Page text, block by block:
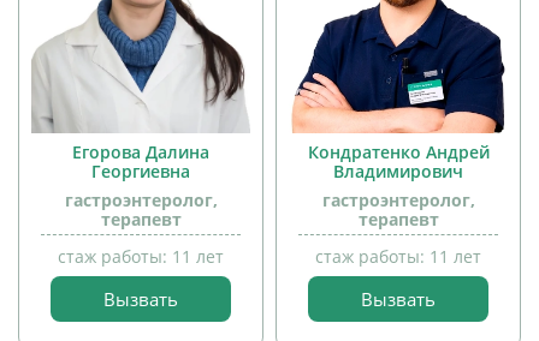
прием
детей
Егорова Далина
Георгиевна
гастроэнтеролог,
терапевт
стаж работы: 11 лет
Вызвать
прием
Кондратенко Андрей
Владимирович
гастроэнтеролог,
терапевт
стаж работы: 11 лет
Вызвать